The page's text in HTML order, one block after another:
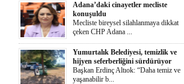
Adana’daki cinayetler mecliste
konuşuldu
Mecliste bireysel silahlanmaya dikkat
çeken CHP Adana ...
Yumurtalık Belediyesi, temizlik ve
hijyen seferberliğini sürdürüyor
Başkan Erdinç Altıok: “Daha temiz ve
yaşanabilir b...